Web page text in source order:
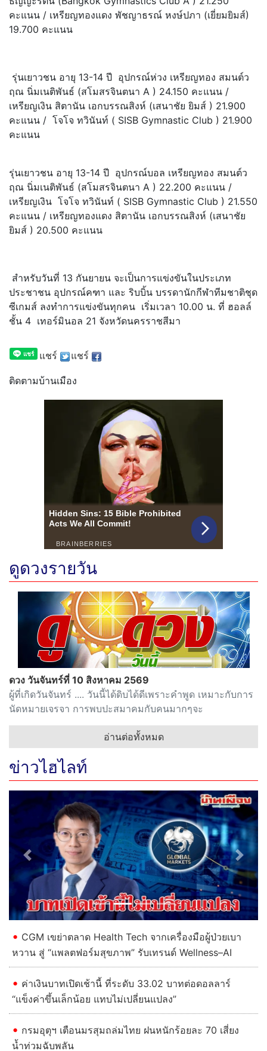
คะแนน / เหรียญทองแดง พัชญาธรณ์ หงษ์ปภา (เยี่ยมยิมส์)
19.700 คะแนน
รุ่นเยาวชน อายุ 13-14 ปี อุปกรณ์ห่วง เหรียญทอง สมนต์ว
ฤณ นิ่มเนติพันธ์ (สโมสรจินตนา A ) 24.150 คะแนน /
เหรียญเงิน สิตานัน เอกบรรณสิงห์ (เสนาชัย ยิมส์ ) 21.900
คะแนน / โจโจ ทวินันท์ ( SISB Gymnastic Club ) 21.900
คะแนน
รุ่นเยาวชน อายุ 13-14 ปี อุปกรณ์บอล เหรียญทอง สมนต์ว
ฤณ นิ่มเนติพันธ์ (สโมสรจินตนา A ) 22.200 คะแนน /
เหรียญเงิน โจโจ ทวินันท์ ( SISB Gymnastic Club ) 21.550
คะแนน / เหรียญทองแดง สิตานัน เอกบรรณสิงห์ (เสนาชัย
ยิมส์ ) 20.500 คะแนน
สำหรับวันที่ 13 กันยายน จะเป็นการแข่งขันในประเภท
ประชาชน อุปกรณ์คฑา และ ริบบิ้น บรรดานักกีฬาทีมชาติชุด
ซีเกมส์ ลงทำการแข่งขันทุกคน เริ่มเวลา 10.00 น. ที่ ฮอลล์
ชั้น 4 เทอร์มินอล 21 จังหวัดนครราชสีมา
แชร์ แชร์
ติดตามบ้านเมือง
ดูดวงรายวัน
ดวง วันจันทร์ที่ 10 สิงหาคม 2569
ผู้ที่เกิดวันจันทร์ .... วันนี้ได้ดิบได้ดีเพราะคำพูด เหมาะกับการ
นัดหมายเจรจา การพบปะสมาคมกับคนมากๆจะ
อ่านต่อทั้งหมด
ข่าวไฮไลท์
Previous Next
CGM เขย่าตลาด Health Tech จากเครื่องมือผู้ป่วยเบา
หวาน สู่ “แพลตฟอร์มสุขภาพ” รับเทรนด์ Wellness–AI
ค่าเงินบาทเปิดเช้านี้ ที่ระดับ 33.02 บาทต่อดอลลาร์
“แข็งค่าขึ้นเล็กน้อย แทบไม่เปลี่ยนแปลง”
กรมอุตุฯ เตือนมรสุมถล่มไทย ฝนหนักร้อยละ 70 เสี่ยง
น้ำท่วมฉับพลัน